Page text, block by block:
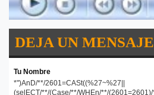
DEJA UN MENSAJE